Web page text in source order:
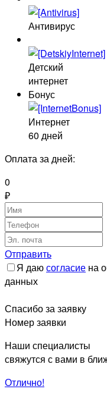
Антивирус
Детский
интернет
Бонус
Интернет
60 дней
Оплата задней:
0
₽
Отправить
Я даюсогласие на
данных
Спасибо за заявку
Номер заявки
Наши специалисты
свяжутся с вами в
Отлично!